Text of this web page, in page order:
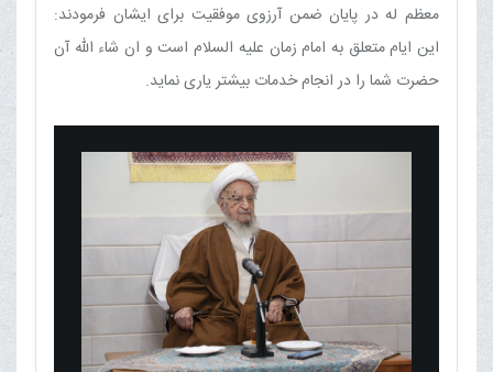
معظم له در پایان ضمن آرزوی موفقیت برای ایشان فرمودند:
این ایام متعلق به امام زمان علیه السلام است و ان شاء الله آن
حضرت شما را در انجام خدمات بیشتر یاری نماید.